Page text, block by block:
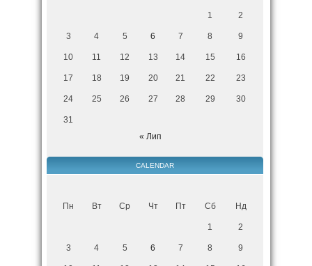
1 2
3 4 5 6 7 8 9
10 11 12 13 14 15 16
17 18 19 20 21 22 23
24 25 26 27 28 29 30
31
« Лип
CALENDAR
Пн Вт Ср Чт Пт Сб Нд
1 2
3 4 5 6 7 8 9